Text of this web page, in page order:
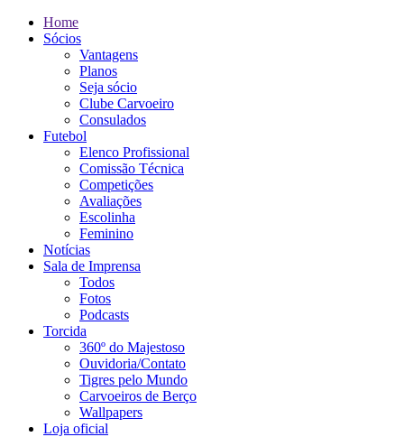
Home
Sócios
Vantagens
Planos
Seja sócio
Clube Carvoeiro
Consulados
Futebol
Elenco Profissional
Comissão Técnica
Competições
Avaliações
Escolinha
Feminino
Notícias
Sala de Imprensa
Todos
Fotos
Podcasts
Torcida
360º do Majestoso
Ouvidoria/Contato
Tigres pelo Mundo
Carvoeiros de Berço
Wallpapers
Loja oficial